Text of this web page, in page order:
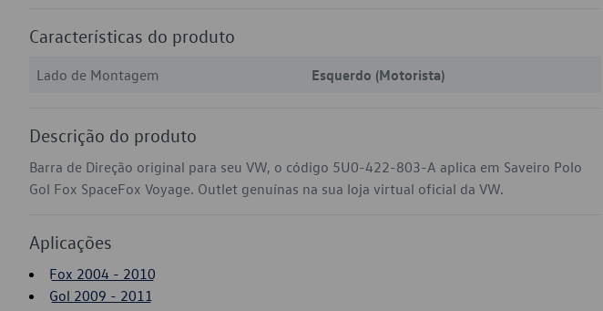
Características do produto
Lado de Montagem Esquerdo (Motorista)
Descrição do produto
Barra de Direção original para seu VW, o código 5U0-422-803-A aplica em Saveiro Polo
Gol Fox SpaceFox Voyage. Outlet genuínas na sua loja virtual oficial da VW.
Aplicações
Fox 2004 - 2010
Gol 2009 - 2011